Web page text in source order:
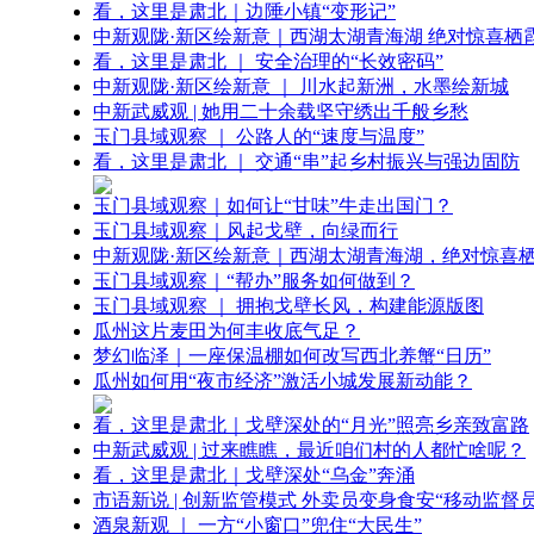
看，这里是肃北｜边陲小镇“变形记”
中新观陇·新区绘新意｜西湖太湖青海湖 绝对惊喜栖
看，这里是肃北 ｜ 安全治理的“长效密码”
中新观陇·新区绘新意 ｜ 川水起新洲，水墨绘新城
中新武威观 | 她用二十余载坚守绣出千般乡愁
玉门县域观察 ｜ 公路人的“速度与温度”
看，这里是肃北 ｜ 交通“串”起乡村振兴与强边固防
玉门县域观察｜如何让“甘味”牛走出国门？
玉门县域观察｜风起戈壁，向绿而行
中新观陇·新区绘新意｜西湖太湖青海湖，绝对惊喜
玉门县域观察｜“帮办”服务如何做到？
玉门县域观察 ｜ 拥抱戈壁长风，构建能源版图
瓜州这片麦田为何丰收底气足？
梦幻临泽｜一座保温棚如何改写西北养蟹“日历”
瓜州如何用“夜市经济”激活小城发展新动能？
看，这里是肃北｜戈壁深处的“月光”照亮乡亲致富路
中新武威观 | 过来瞧瞧，最近咱们村的人都忙啥呢？
看，这里是肃北｜戈壁深处“乌金”奔涌
市语新说 | 创新监管模式 外卖员变身食安“移动监督
酒泉新观 ｜ 一方“小窗口”兜住“大民生”